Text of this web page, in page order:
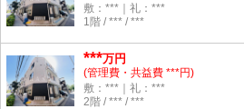
敷：***｜礼：***
1階 / *** / ***
***万円
(管理費・共益費 ***円)
敷：***｜礼：***
2階 / *** / ***